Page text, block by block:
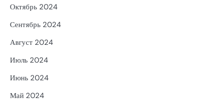
Октябрь 2024
Сентябрь 2024
Август 2024
Июль 2024
Июнь 2024
Май 2024